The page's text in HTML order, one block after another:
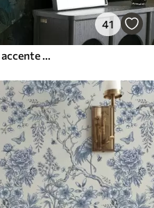
41
Frunziș tropical verde închis cu accente albastre